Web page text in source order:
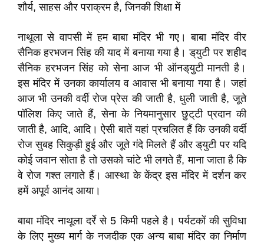
शौर्य, साहस और पराक्रम है, जिनकी शिक्षा में
नाथूला से वापसी में हम बाबा मंदिर भी गए। बाबा मंदिर वीर
सैनिक हरभजन सिंह की याद में बनाया गया है। ड्‌युटी पर शहीद
सैनिक हरभजन सिंह को सेना आज भी ऑनड्‌युटी मानती है।
इस मंदिर में उनका कार्यालय व आवास भी बनाया गया है। जहां
आज भी उनकी वर्दी रोज प्रेस की जाती है, धुली जाती है, जूते
पॉलिश किए जाते हैं, सेना के नियमानुसार छुट्‌टी प्रदान की
जाती है, आदि, आदि। ऐसी बातें यहां प्रचलित हैं कि उनकी वर्दी
रोज सुबह सिकुड़ी हुई और जूते गंदे मिलते हैं और ड्‌युटी पर यदि
कोई जवान सोता है तो उसको चांटे भी लगते हैं, माना जाता है कि
वे रोज गश्त लगाते हैं। आस्था के केंद्र इस मंदिर में दर्शन कर
हमें अपूर्व आनंद आया।
बाबा मंदिर नाथूला दर्रे से 5 किमी पहले है। पर्यटकों की सुविधा
के लिए मुख्य मार्ग के नजदीक एक अन्य बाबा मंदिर का निर्माण